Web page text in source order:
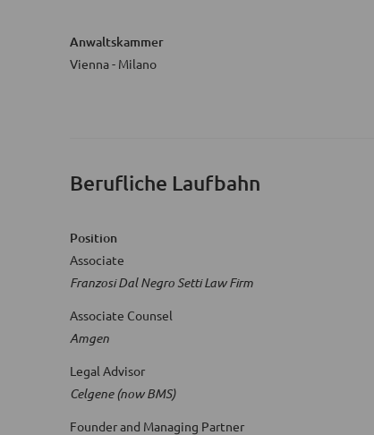
Anwaltskammer
Vienna - Milano
Berufliche Laufbahn
Position
Associate
Franzosi Dal Negro Setti Law Firm
Associate Counsel
Amgen
Legal Advisor
Celgene (now BMS)
Founder and Managing Partner